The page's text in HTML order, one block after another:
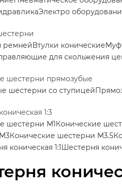
Электро
ремнейВтулки конические
для скольжения
шестерни прямозубые
шестерни со ступицей
1:3
шестерни М1Конические
Конические шестерни М3.5
коническая 1:1Шестерня